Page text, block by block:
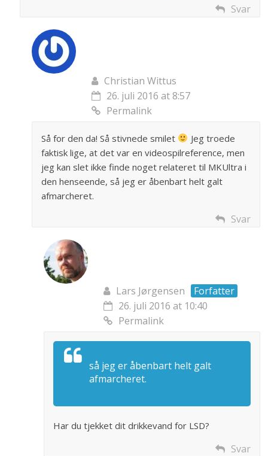
Svar
Christian Wittus
26. juli 2016 at 8:57
Permalink
Så for den da! Så stivnede smilet
Jeg troede
faktisk lige, at det var en videospilreference, men
jeg kan slet ikke finde noget relateret til MKUltra i
den henseende, så jeg er åbenbart helt galt
afmarcheret.
Svar
Lars Jørgensen
Forfatter
26. juli 2016 at 10:40
Permalink
så jeg er åbenbart helt galt
afmarcheret.
Har du tjekket dit drikkevand for LSD?
Svar